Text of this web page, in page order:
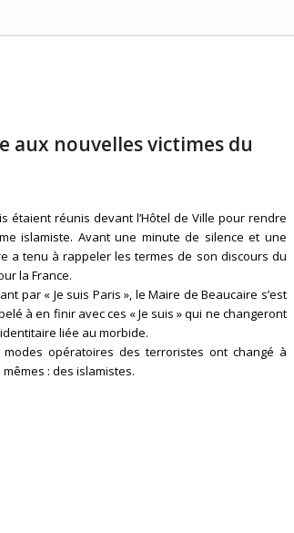
aux nouvelles victimes du
étaient réunis devant l’Hôtel de Ville pour rendre
islamiste. Avant une minute de silence et une
a tenu à rappeler les termes de son discours du
la France.
par « Je suis Paris », le Maire de Beaucaire s’est
à en finir avec ces « Je suis » qui ne changeront
liée au morbide.
opératoires des terroristes ont changé à
: des islamistes.